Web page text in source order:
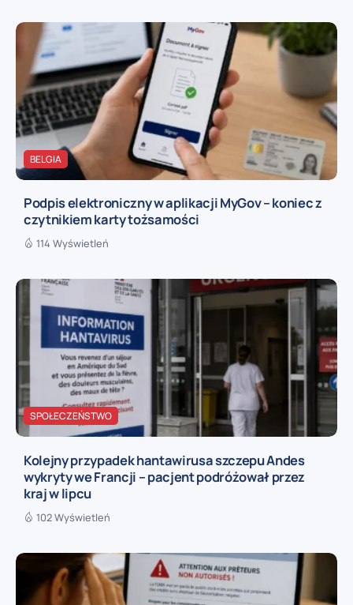
BELGIA
Podpis elektroniczny w aplikacji MyGov – koniec z
czytnikiem karty tożsamości
114 Wyświetleń
SPOŁECZEŃSTWO
Kolejny przypadek hantawirusa szczepu Andes
wykryty we Francji – pacjent podróżował przez
kraj w lipcu
102 Wyświetleń